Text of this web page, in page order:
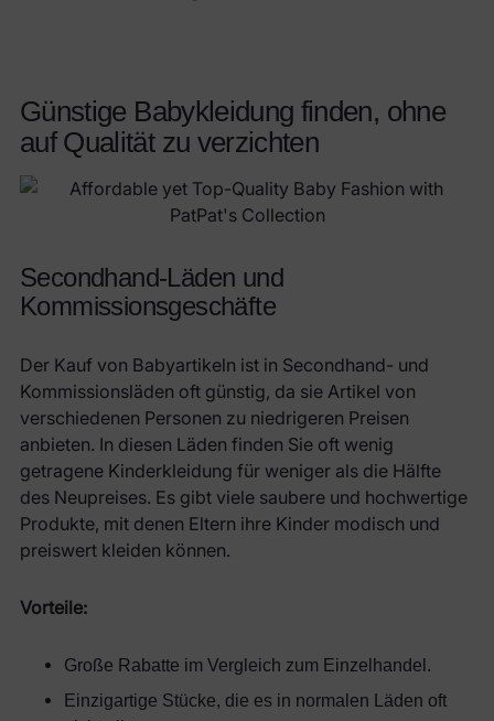
Günstige Babykleidung finden, ohne
auf Qualität zu verzichten
Secondhand-Läden und
Kommissionsgeschäfte
Der Kauf von Babyartikeln ist in Secondhand- und
Kommissionsläden oft günstig, da sie Artikel von
verschiedenen Personen zu niedrigeren Preisen
anbieten. In diesen Läden finden Sie oft wenig
getragene Kinderkleidung für weniger als die Hälfte
des Neupreises. Es gibt viele saubere und hochwertige
Produkte, mit denen Eltern ihre Kinder modisch und
preiswert kleiden können.
Vorteile:
Große Rabatte im Vergleich zum Einzelhandel.
Einzigartige Stücke, die es in normalen Läden oft